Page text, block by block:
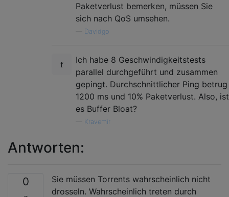
Paketverlust bemerken, müssen Sie
sich nach QoS umsehen.
Davidgo
Ich habe 8 Geschwindigkeitstests
parallel durchgeführt und zusammen
gepingt. Durchschnittlicher Ping betrug
1200 ms und 10% Paketverlust. Also, ist
es Buffer Bloat?
Kravemir
Antworten:
0
Sie müssen Torrents wahrscheinlich nicht
drosseln. Wahrscheinlich treten durch